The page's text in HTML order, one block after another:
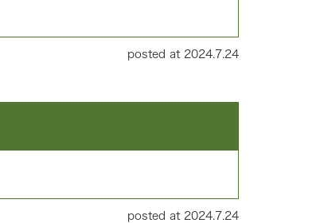
posted at 2024.7.24
posted at 2024.7.24